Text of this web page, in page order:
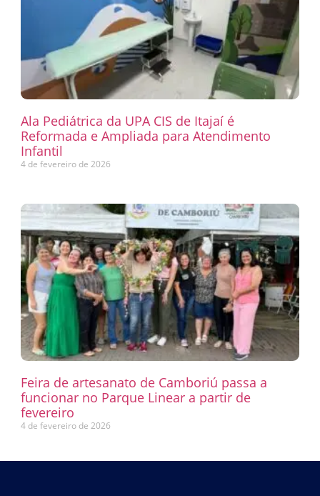
Ala Pediátrica da UPA CIS de Itajaí é
Reformada e Ampliada para Atendimento
Infantil
4 de fevereiro de 2026
Feira de artesanato de Camboriú passa a
funcionar no Parque Linear a partir de
fevereiro
4 de fevereiro de 2026